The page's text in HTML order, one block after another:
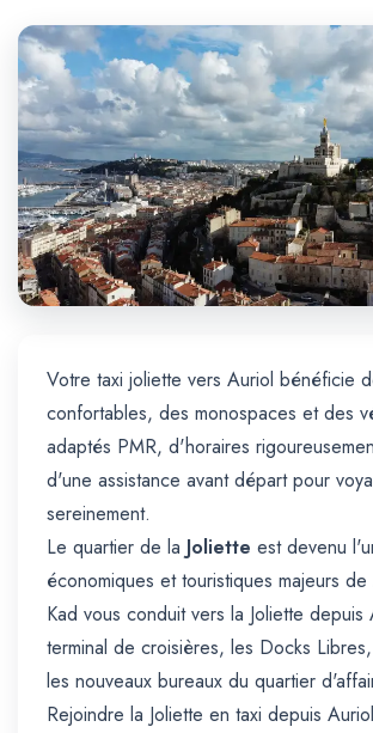
Trajet Longue Distance
Votre taxi joliette vers Auriol bénéficie
confortables, des monospaces et des
adaptés PMR, d'horaires
d'une assistance avant départ pour
sereinement.
Le quartier de la Joliette est devenu
économiques et touristiques majeurs de
Kad vous conduit vers la Joliette depuis
terminal de croisières, les Docks
les nouveaux bureaux du quartier
Rejoindre la Joliette en taxi depuis